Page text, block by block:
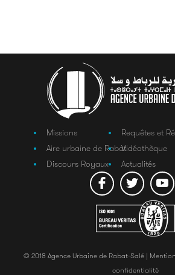
Missions
Aire urbaine de Rabat
Discours Royaux
Requêtes et
Vidéothèque
Actualités
© 2018 Agence Urbaine de Rabat-Salé |
confidentialité